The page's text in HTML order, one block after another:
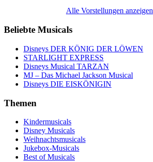
Alle Vorstellungen anzeigen
Beliebte Musicals
Disneys DER KÖNIG DER LÖWEN
STARLIGHT EXPRESS
Disneys Musical TARZAN
MJ – Das Michael Jackson Musical
Disneys DIE EISKÖNIGIN
Themen
Kindermusicals
Disney Musicals
Weihnachtsmusicals
Jukebox-Musicals
Best of Musicals